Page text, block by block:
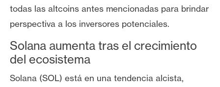
N
t
a
s
todas las altcoins antes mencionadas para brindar
perspectiva a los inversores potenciales.
Solana aumenta tras el crecimiento
del ecosistema
Solana (SOL) está en una tendencia alcista,